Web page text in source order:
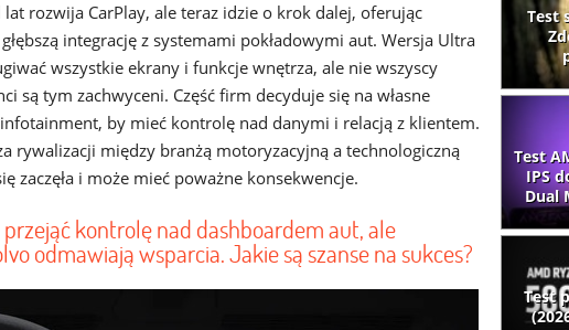
rozwija CarPlay, ale teraz idzie o krok dalej, oferując
integrację z systemami pokładowymi aut. Wersja Ultra
wszystkie ekrany i funkcje wnętrza, ale nie wszyscy
są tym zachwyceni. Część firm decyduje się na własne
by mieć kontrolę nad danymi i relacją z klientem.
rywalizacji między branżą motoryzacyjną a technologiczną
zaczęła i może mieć poważne konsekwencje.
kontrolę nad dashboardem aut, ale
odmawiają wsparcia. Jakie są szanse na sukces?
Test
Test
IPS
Dual
Test